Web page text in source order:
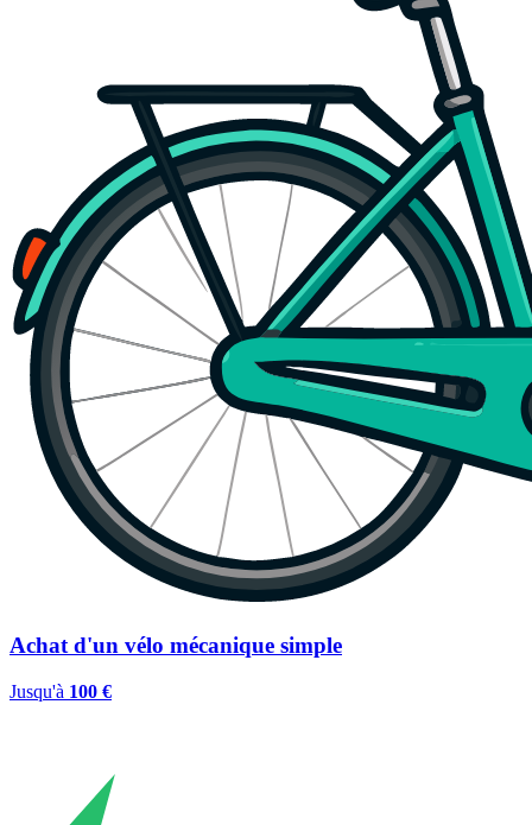
Achat d'un vélo mécanique simple
Jusqu'à 100 €